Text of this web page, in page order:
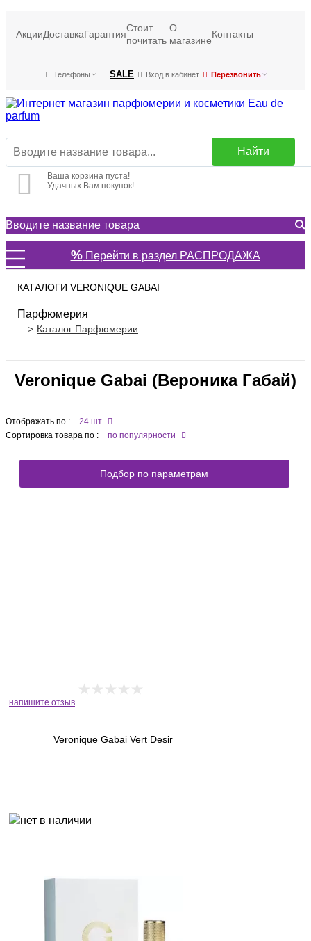
АкцииДоставкаГарантия
Стоит
почитать
О
магазине
Контакты
Телефоны SALE Вход в кабинет Перезвонить
Найти
Ваша корзина пуста!
Удачных Вам покупок!
%Перейти в раздел РАСПРОДАЖА
КАТАЛОГИ VERONIQUE GABAI
Парфюмерия
Каталог Парфюмерии
Veronique Gabai (Вероника Габай)
Отображать по :
24 шт
Сортировка товара по :
по популярности
Подбор по параметрам
напишите отзыв
Veronique Gabai Vert Desir